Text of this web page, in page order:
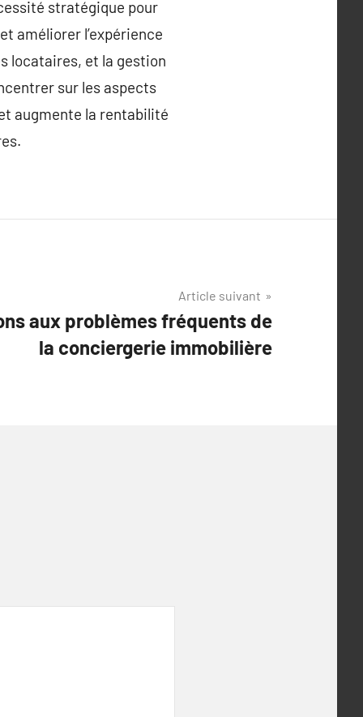
stratégique pour
améliorer l’expérience
locataires, et la gestion
sur les aspects
augmente la rentabilité
Article suivant
aux problèmes fréquents de
la conciergerie immobilière